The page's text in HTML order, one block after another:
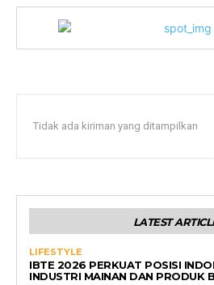
Tidak ada kiriman yang ditampilkan
LATEST
LIFESTYLE
IBTE 2026 PERKUAT POSISI
INDUSTRI MAINAN DAN PRODUK